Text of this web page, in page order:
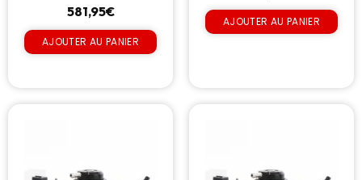
581,95€
AJOUTER AU PANIER
AJOUTER AU PANIER